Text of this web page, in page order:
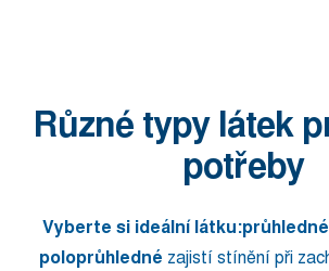
Různé typy látek
potřeby
Vyberte si ideální látku:průhledné
poloprůhledné zajistí stínění při